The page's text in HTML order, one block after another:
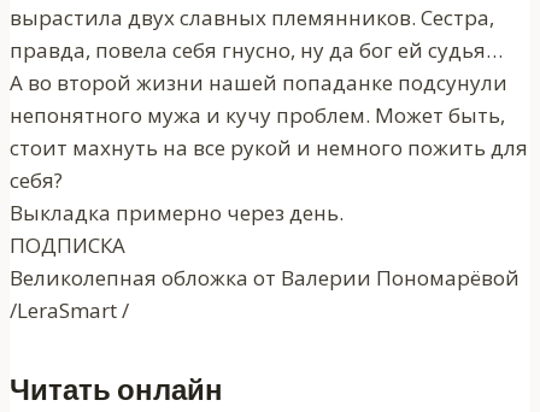
вырастила двух славных племянников. Сестра,
правда, повела себя гнусно, ну да бог ей судья…
А во второй жизни нашей попаданке подсунули
непонятного мужа и кучу проблем. Может быть,
стоит махнуть на все рукой и немного пожить для
себя?
Выкладка примерно через день.
ПОДПИСКА
Великолепная обложка от Валерии Пономарёвой
/LeraSmart /
Читать онлайн